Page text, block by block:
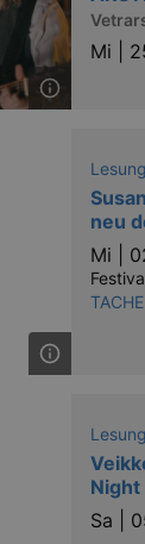
Mi |
neu
Mi |
Night
Sa |
the end user uses the
may have seen before
from
the site uses and
for the use of
in each
is not given. The
visitors to the
no information